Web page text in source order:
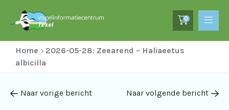
0
Home
2026-05-28: Zeearend – Haliaeetus
albicilla
Naar vorige bericht Naar volgende bericht